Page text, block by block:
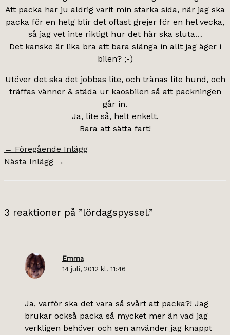
Att packa har ju aldrig varit min starka sida, när jag ska
packa för en helg blir det oftast grejer för en hel vecka,
så jag vet inte riktigt hur det här ska sluta…
Det kanske är lika bra att bara slänga in allt jag äger i
bilen? ;-)
Utöver det ska det jobbas lite, och tränas lite hund, och
träffas vänner & städa ur kaosbilen så att packningen
går in.
Ja, lite så, helt enkelt.
Bara att sätta fart!
← Föregående Inlägg
Nästa Inlägg →
3 reaktioner på ”lördagspyssel.”
Emma
14 juli, 2012 kl. 11:46
Ja, varför ska det vara så svårt att packa?! Jag
brukar också packa så mycket mer än vad jag
verkligen behöver och sen använder jag knappt